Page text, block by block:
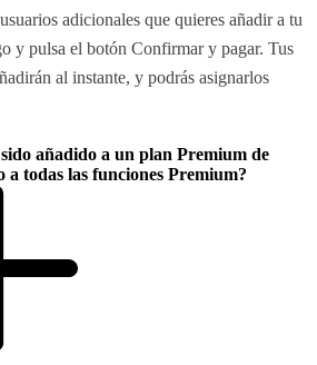
adicionales que quieres añadir a tu
y pulsa el botón Confirmar y pagar. Tus
al instante, y podrás asignarlos
añadido a un plan Premium de
a todas las funciones Premium?